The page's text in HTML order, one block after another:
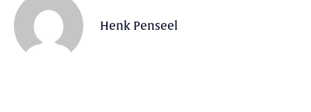
Henk Penseel